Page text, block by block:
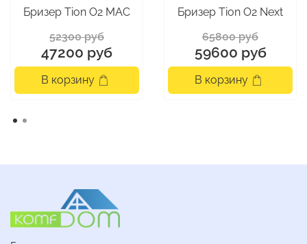
Бризер Tion O2 МАС
52300 руб
47200 руб
В корзину
Бризер Tion O2 Next
65800 руб
59600 руб
В корзину